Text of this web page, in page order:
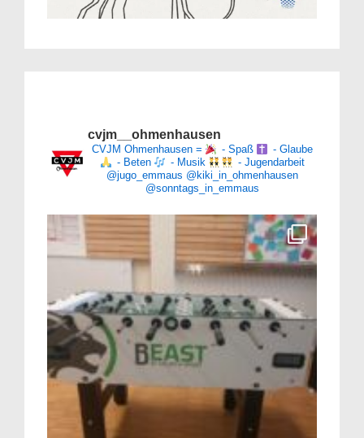
cvjm__ohmenhausen
CVJM Ohmenhausen = - Spaß
- Glaube
- Beten
- Musik
- Jugendarbeit
@jugo_emmaus @kiki_in_ohmenhausen
@sonntags_in_emmaus